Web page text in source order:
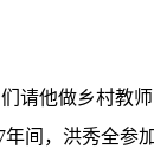
请他做乡村教
间，洪秀全参